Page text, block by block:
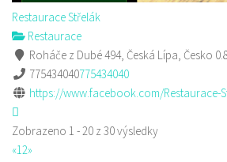
Restaurace Střelák
Restaurace
Roháče z Dubé 494, Česká Lípa, Česko
775434040775434040
https://www.facebook.com/Restaurace-
Zobrazeno 1 - 20 z 30 výsledky
«12»